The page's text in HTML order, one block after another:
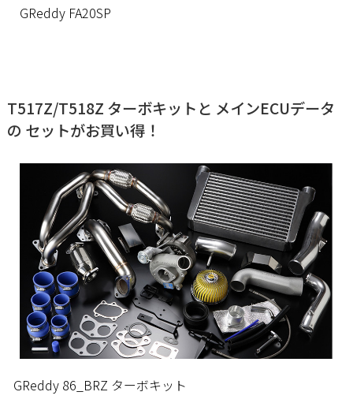
GReddy FA20SP
T517Z/T518Z ターボキットと メインECUデータ
の セットがお買い得！
GReddy 86_BRZ ターボキット